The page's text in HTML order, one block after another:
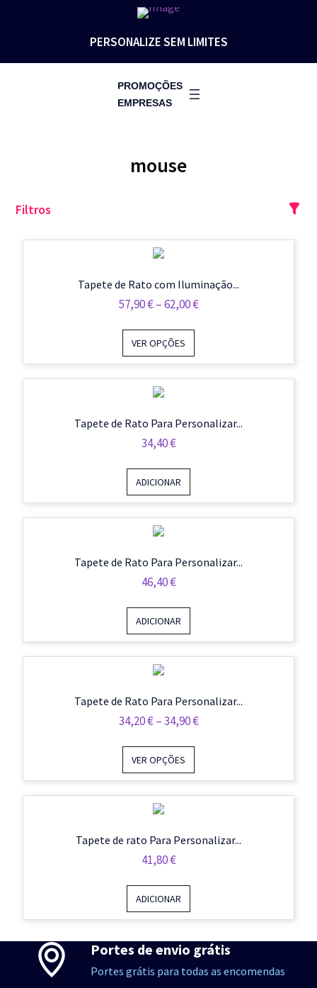
PERSONALIZE SEM LIMITES
PROMOÇÕES
EMPRESAS
mouse
Filtros
Tapete de Rato com Iluminação...
57,90€ –62,00€Price
62,00 €
VER OPÇÕES
Tapete de Rato Para Personalizar...
34,40€
ADICIONAR
Tapete de Rato Para Personalizar...
46,40€
ADICIONAR
Tapete de Rato Para Personalizar...
34,20€ –34,90€Price
34,90 €
VER OPÇÕES
Tapete de rato Para Personalizar...
41,80€
ADICIONAR
Portes de envio grátis
Portes grátis para todas as encomendas